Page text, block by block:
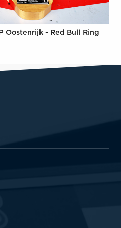
Oostenrijk - Red Bull Ring